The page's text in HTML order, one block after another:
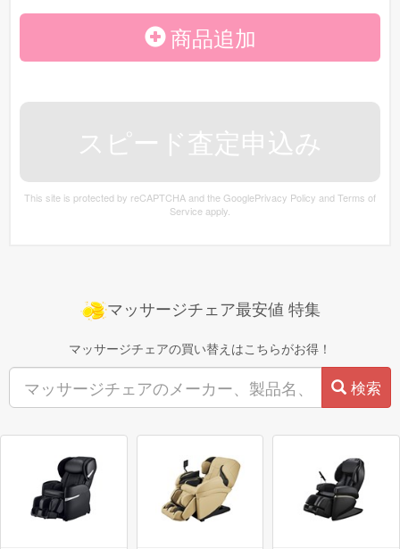
フジ医療器のマッサージチェア 型番：CYBER-
〜178000円
フジ医療器 のマッサージチェア 型番：CYBER-
RELAX AS-R2300を買取価格相場〜260000円で買取致
で買取致します！
RELAX AS-R700 を買取価格相場〜119900円 で買取致
します！
商品追加
This site is protected by reCAPTCHA and the GooglePrivacy Policy and Terms of
Serviceapply.
マッサージチェア最安値 特集
マッサージチェアの買い替えはこちらがお得！
検索